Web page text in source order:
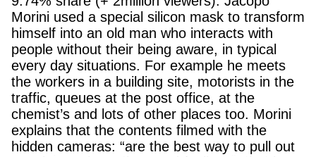
Morini used a special silicon mask to transform
himself into an old man who interacts with
people without their being aware, in typical
every day situations. For example he meets
the workers in a building site, motorists in the
traffic, queues at the post office, at the
chemist’s and lots of other places too. Morini
explains that the contents filmed with the
hidden cameras: “are the best way to pull out